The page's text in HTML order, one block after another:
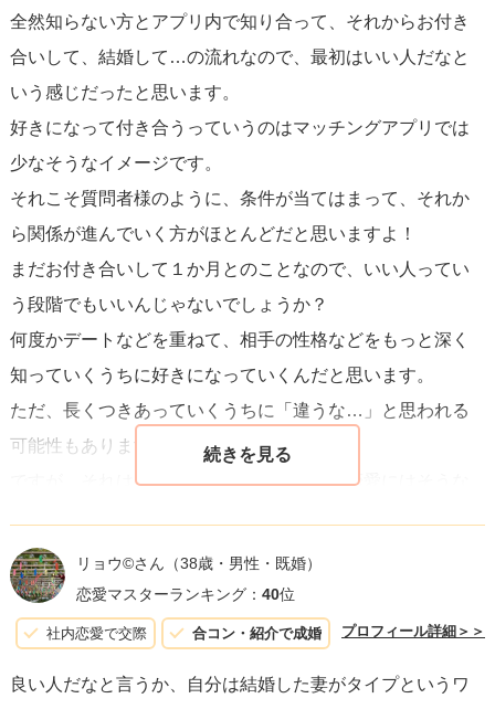
全然知らない方とアプリ内で知り合って、それからお付き
合いして、結婚して…の流れなので、最初はいい人だなと
いう感じだったと思います。
好きになって付き合うっていうのはマッチングアプリでは
少なそうなイメージです。
それこそ質問者様のように、条件が当てはまって、それか
ら関係が進んでいく方がほとんどだと思いますよ！
まだお付き合いして１か月とのことなので、いい人ってい
う段階でもいいんじゃないでしょうか？
何度かデートなどを重ねて、相手の性格などをもっと深く
知っていくうちに好きになっていくんだと思います。
ただ、長くつきあっていくうちに「違うな…」と思われる
可能性もあります。
ですが、それはマッチングアプリ問わず、恋愛にはそうな
何事も時を進めてみないことには分からないので、今”いい
人”と思われているのならもう少し様子を見られてみてはい
かがでしょう？
らいとは言えませんが大体３か月～半年ほどで気持ちに変
リョウ©️さん （38歳・男性・既婚）
恋愛マスターランキング： 40位
社内恋愛で交際 合コン・紹介で成婚 プロフィール詳細＞＞
良い人だなと言うか、自分は結婚した妻がタイプというワ